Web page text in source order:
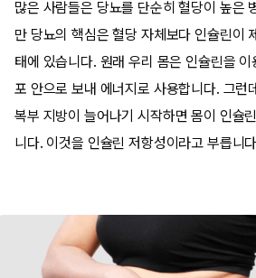
많은 사람들은 당뇨를 단순히 혈당이 높은
만 당뇨의 핵심은 혈당 자체보다 인슐린이
태에 있습니다. 원래 우리 몸은 인슐린을
포 안으로 보내 에너지로 사용합니다. 그런
복부 지방이 늘어나기 시작하면 몸이 인슐
니다. 이것을 인슐린 저항성이라고 부릅니